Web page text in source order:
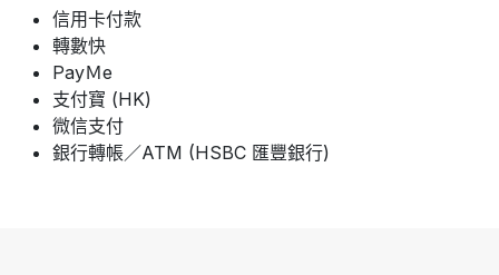
信用卡付款
轉數快
PayＭe
支付寶 (HK)
微信支付
銀行轉帳／ATM (HSBC 匯豐銀行)